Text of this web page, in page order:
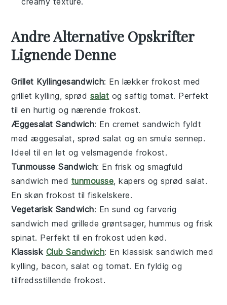
Andre Alternative Opskrifter
Lignende Denne
Grillet Kyllingesandwich: En lækkerfrokost med
grillet kylling, sprød salat og saftig tomat. Perfekt
til en hurtig og nærende frokost.
Æggesalat Sandwich: En cremetsandwich fyldt
med æggesalat, sprød salat og en smule sennep.
Ideel til en let og velsmagendefrokost.
Tunmousse Sandwich: En frisk og smagfuld
sandwich med tunmousse, kapers og sprød salat.
En skønfrokost til fiskelskere.
Vegetarisk Sandwich: En sund og farverig
sandwich med grillede grøntsager, hummus og frisk
spinat. Perfekt til en frokost uden kød.
Klassisk Club Sandwich: En klassisksandwich med
kylling, bacon, salat og tomat. En fyldig og
tilfredsstillendefrokost.